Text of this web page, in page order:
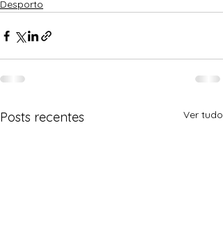
Desporto
Posts recentes Ver tudo